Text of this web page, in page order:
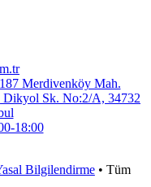
Merdivenköy Mah.
Dikyol Sk. No:2/A, 34732
18:00
Bilgilendirme• Tüm